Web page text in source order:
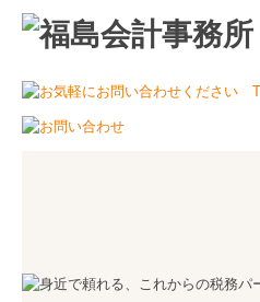
ホーム
当事務所のコンセプト
事務所概要・アクセス